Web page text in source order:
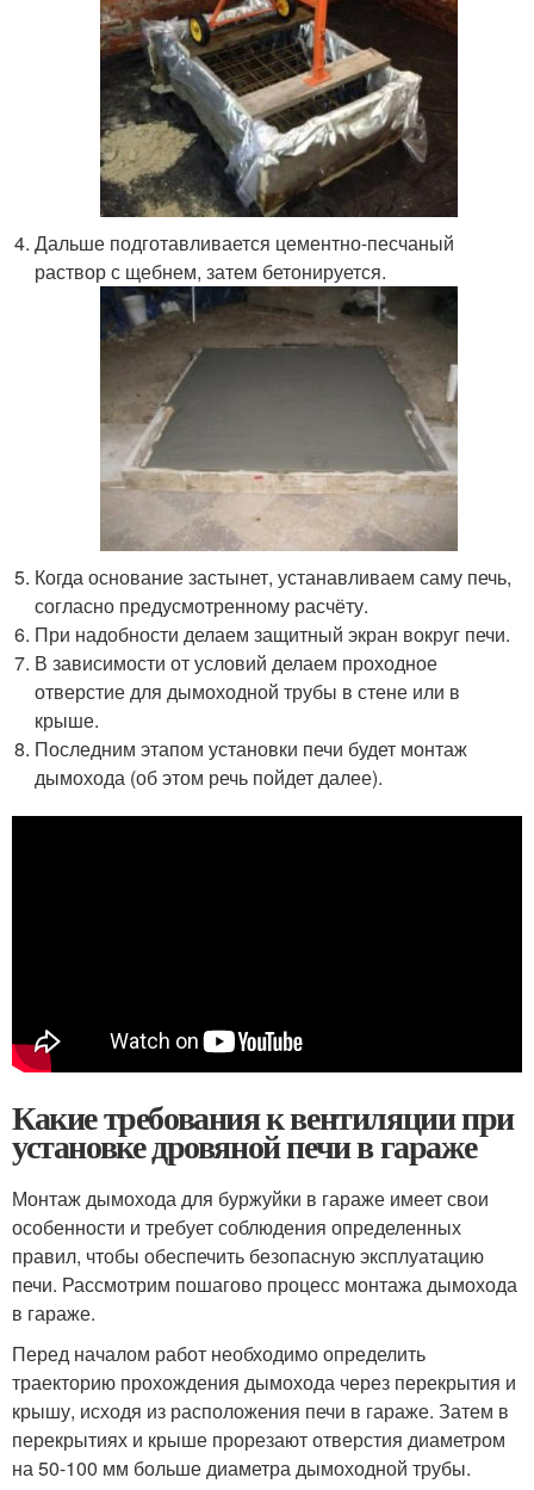
Дальше подготавливается цементно-песчаный
раствор с щебнем, затем бетонируется.
Когда основание застынет, устанавливаем саму печь,
согласно предусмотренному расчёту.
При надобности делаем защитный экран вокруг печи.
В зависимости от условий делаем проходное
отверстие для дымоходной трубы в стене или в
крыше.
Последним этапом установки печи будет монтаж
дымохода (об этом речь пойдет далее).
Какие требования к вентиляции при
установке дровяной печи в гараже
Монтаж дымохода для буржуйки в гараже имеет свои
особенности и требует соблюдения определенных
правил, чтобы обеспечить безопасную эксплуатацию
печи. Рассмотрим пошагово процесс монтажа дымохода
в гараже.
Перед началом работ необходимо определить
траекторию прохождения дымохода через перекрытия и
крышу, исходя из расположения печи в гараже. Затем в
перекрытиях и крыше прорезают отверстия диаметром
на 50-100 мм больше диаметра дымоходной трубы.